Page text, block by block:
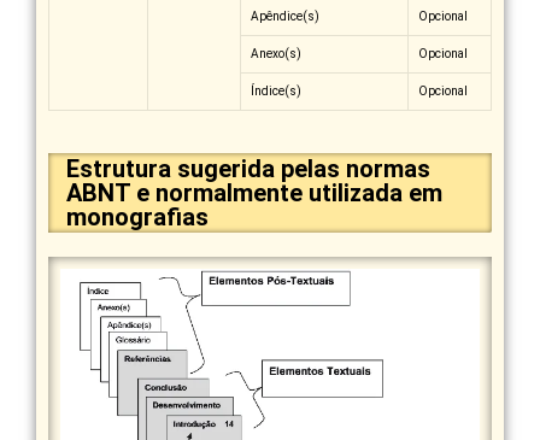
Apêndice(s) Opcional
Anexo(s) Opcional
Índice(s) Opcional
Estrutura sugerida pelas normas
ABNT e normalmente utilizada em
monografias